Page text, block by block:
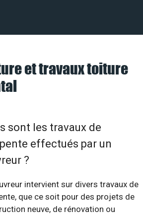
et travaux toiture
sont les travaux de
effectués par un
?
intervient sur divers travaux de
que ce soit pour des projets de
neuve, de rénovation ou